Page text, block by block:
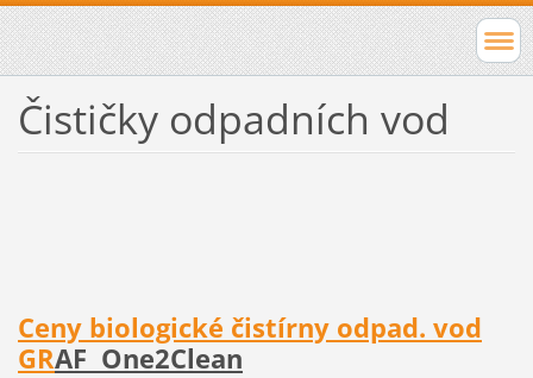
Čističky odpadních vod
Ceny biologické čistírny odpad. vod
GRAF One2Clean